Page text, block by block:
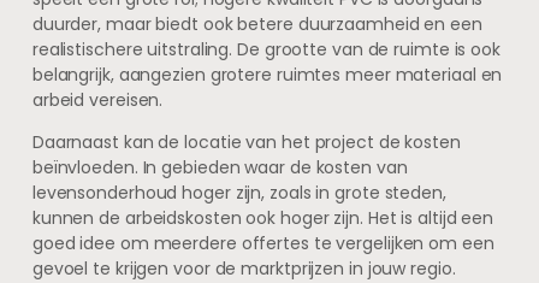
duurder, maar biedt ook betere duurzaamheid en een
realistischere uitstraling. De grootte van de ruimte is ook
belangrijk, aangezien grotere ruimtes meer materiaal en
arbeid vereisen.
Daarnaast kan de locatie van het project de kosten
beïnvloeden. In gebieden waar de kosten van
levensonderhoud hoger zijn, zoals in grote steden,
kunnen de arbeidskosten ook hoger zijn. Het is altijd een
goed idee om meerdere offertes te vergelijken om een
gevoel te krijgen voor de marktprijzen in jouw regio.